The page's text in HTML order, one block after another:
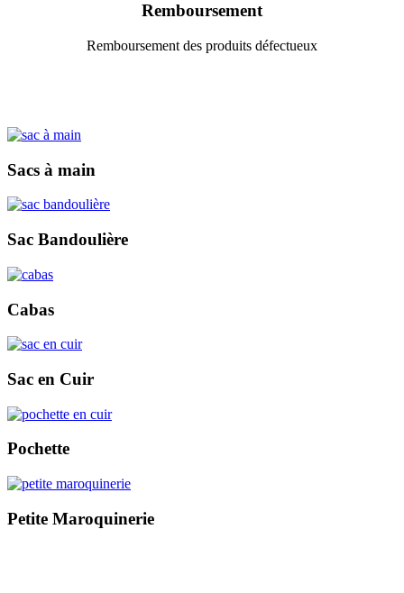
Remboursement
Remboursement des produits défectueux
Sacs à main
Sac Bandoulière
Cabas
Sac en Cuir
Pochette
Petite Maroquinerie